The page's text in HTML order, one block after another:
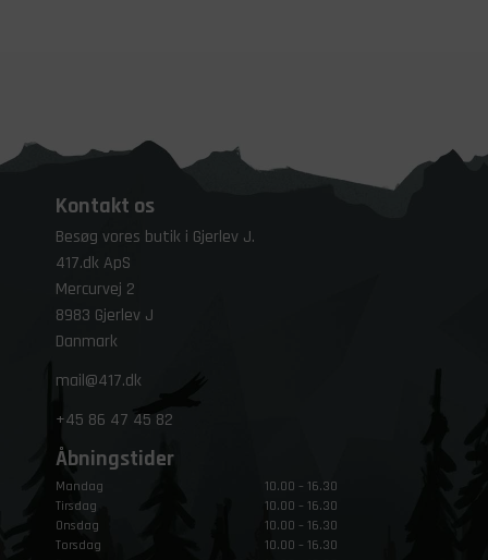
Kontakt os
Besøg vores butik i Gjerlev J.
417.dk ApS
Mercurvej 2
8983 Gjerlev J
Danmark
mail@417.dk
+45 86 47 45 82
Åbningstider
Mandag
10.00 – 16.30
Tirsdag
10.00 – 16.30
Onsdag
10.00 – 16.30
Torsdag
10.00 – 16.30